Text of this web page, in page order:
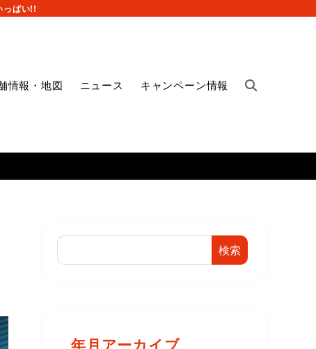
っぱい!!
情報・地図 ニュース キャンペーン情報
検索
年月アーカイブ